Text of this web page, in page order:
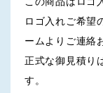
ロゴ入れご希望
ームよりご連絡
正式な御見積り
す。